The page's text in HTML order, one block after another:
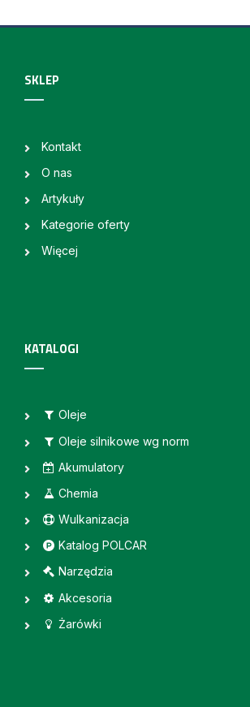
SKLEP
Kontakt
O nas
Artykuły
Kategorie oferty
Więcej
KATALOGI
Oleje
Oleje silnikowe wg norm
Akumulatory
Chemia
Wulkanizacja
Katalog POLCAR
Narzędzia
Akcesoria
Żarówki